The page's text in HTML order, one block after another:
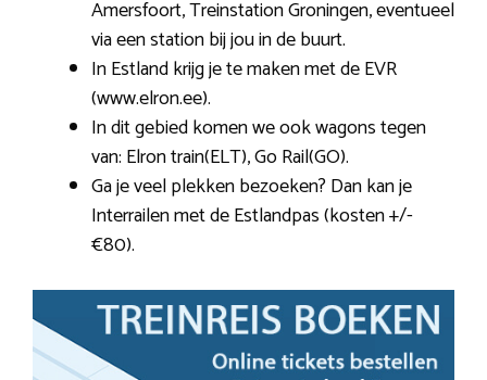
Amersfoort, Treinstation Groningen, eventueel
via een station bij jou in de buurt.
In Estland krijg je te maken met de EVR
(www.elron.ee).
In dit gebied komen we ook wagons tegen
van: Elron train(ELT), Go Rail(GO).
Ga je veel plekken bezoeken? Dan kan je
Interrailen met de Estlandpas (kosten +/-
€80).